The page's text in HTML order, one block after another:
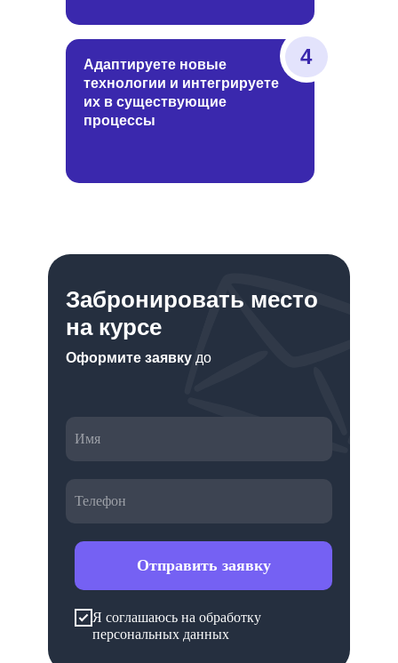
Адаптируете новые
технологии и интегрируете
их в существующие
процессы
4
Отправить заявку
Я соглашаюсь на обработку
персональных данных
Забронировать место
на курсе
Оформите заявку до